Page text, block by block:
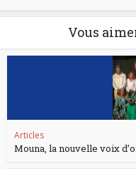
Vous
Articles
Mouna, la nouvelle voix